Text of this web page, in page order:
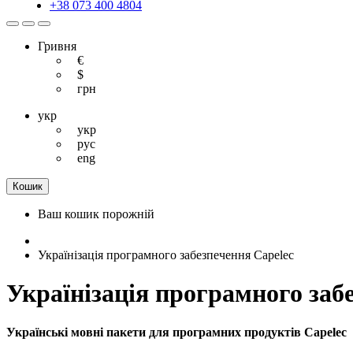
+38 073 400 4804
Гривня
€
$
грн
укр
укр
рус
eng
Кошик
Ваш кошик порожній
Українізація програмного забезпечення Capelec
Українізація програмного
Українські мовні пакети для програмних продуктів Capelec